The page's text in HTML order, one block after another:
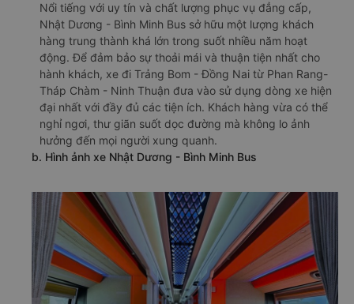
Nổi tiếng với uy tín và chất lượng phục vụ đẳng cấp,
Nhật Dương - Bình Minh Bus sở hữu một lượng khách
hàng trung thành khá lớn trong suốt nhiều năm hoạt
động. Để đảm bảo sự thoải mái và thuận tiện nhất cho
hành khách, xe đi Trảng Bom - Đồng Nai từ Phan Rang-
Tháp Chàm - Ninh Thuận đưa vào sử dụng dòng xe hiện
đại nhất với đầy đủ các tiện ích. Khách hàng vừa có thể
nghỉ ngơi, thư giãn suốt dọc đường mà không lo ảnh
hưởng đến mọi người xung quanh.
b. Hình ảnh xe Nhật Dương - Bình Minh Bus